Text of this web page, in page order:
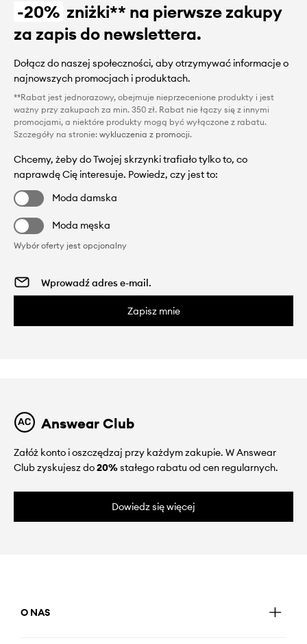
-20% zniżki** na pierwsze zakupy
za zapis do newslettera.
Dołącz do naszej społeczności, aby otrzymywać informacje o
najnowszych promocjach i produktach.
**Rabat jest jednorazowy, obejmuje nieprzecenione produkty i jest
ważny przy zakupach za min. 350 zł. Rabat nie łączy się z innymi
promocjami, a niektóre produkty mogą być wyłączone z rabatu.
Szczegóły na stronie: wykluczenia z promocji.
Chcemy, żeby do Twojej skrzynki trafiało tylko to, co
naprawdę Cię interesuje. Powiedz, czy jest to:
Moda damska
Moda męska
Wybór oferty jest opcjonalny
Zapisz mnie
Answear Club
Załóż konto i oszczędzaj przy każdym zakupie. W Answear
Club zyskujesz do20%stałego rabatu od cen regularnych.
Dowiedz się więcej
O NAS